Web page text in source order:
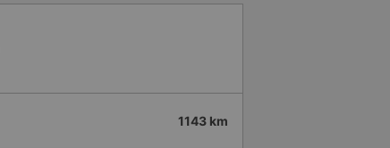
1143 km